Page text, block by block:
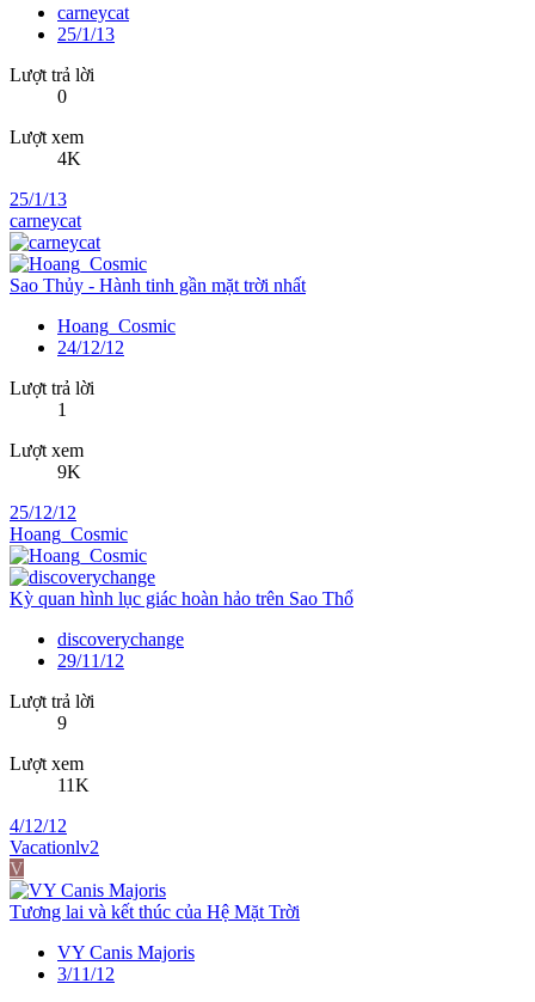
carneycat
25/1/13
Lượt trả lời
0
Lượt xem
4K
25/1/13
carneycat
Sao Thủy - Hành tinh gần mặt trời nhất
Hoang_Cosmic
24/12/12
Lượt trả lời
1
Lượt xem
9K
25/12/12
Hoang_Cosmic
Kỳ quan hình lục giác hoàn hảo trên Sao Thổ
discoverychange
29/11/12
Lượt trả lời
9
Lượt xem
11K
4/12/12
Vacationlv2
V
Tương lai và kết thúc của Hệ Mặt Trời
VY Canis Majoris
3/11/12